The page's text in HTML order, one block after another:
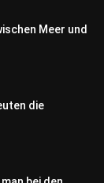
Meer und
die